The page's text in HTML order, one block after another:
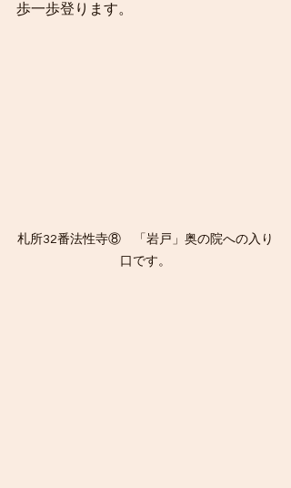
歩一歩登ります。
札所32番法性寺⑧　「岩戸」奥の院への入り
口です。